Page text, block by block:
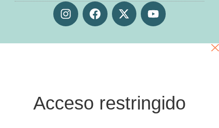
Acceso restringido